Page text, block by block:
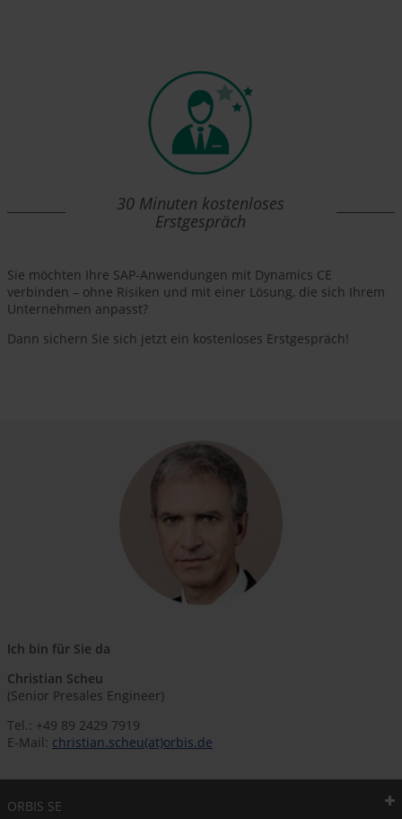
30 Minuten kostenloses
Erstgespräch
Sie möchten Ihre SAP-Anwendungen mit Dynamics CE
verbinden – ohne Risiken und mit einer Lösung, die sich Ihrem
Unternehmen anpasst?
Dann sichern Sie sich jetzt ein kostenloses Erstgespräch!
Ich bin für Sie da
Christian Scheu
(Senior Presales Engineer)
Tel.: +49 89 2429 7919
E-Mail: christian.scheu(at)orbis.de
ORBIS SE